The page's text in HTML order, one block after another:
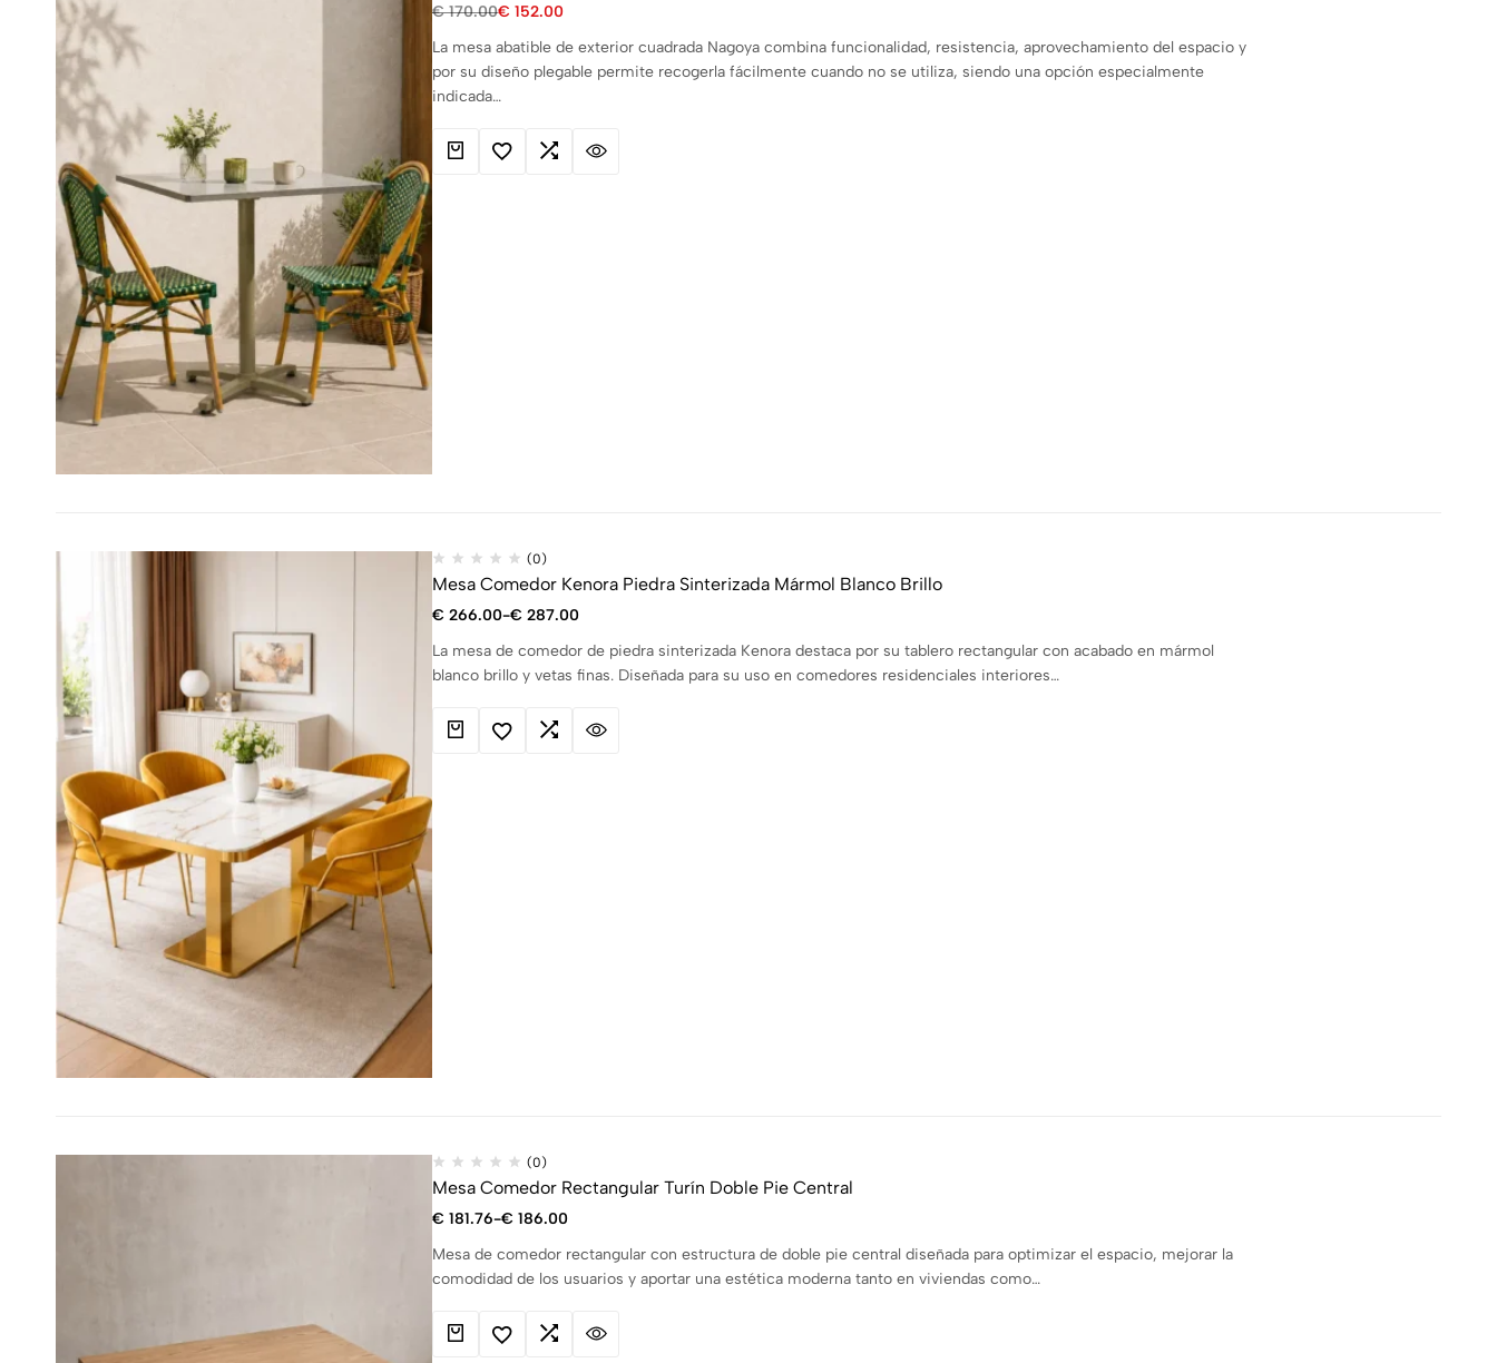
€170.00€ 152.00
La mesa abatible de exterior cuadrada Nagoya combina funcionalidad, resistencia, aprovechamiento del espacio y
por su diseño plegable permite recogerla fácilmente cuando no se utiliza, siendo una opción especialmente
indicada…
(0)
Mesa Comedor Kenora Piedra Sinterizada Mármol Blanco Brillo
€ 266.00-€ 287.00
La mesa de comedor de piedra sinterizada Kenora destaca por su tablero rectangular con acabado en mármol
blanco brillo y vetas finas. Diseñada para su uso en comedores residenciales interiores…
(0)
Mesa Comedor Rectangular Turín Doble Pie Central
€ 181.76-€ 186.00
Mesa de comedor rectangular con estructura de doble pie central diseñada para optimizar el espacio, mejorar la
comodidad de los usuarios y aportar una estética moderna tanto en viviendas como…